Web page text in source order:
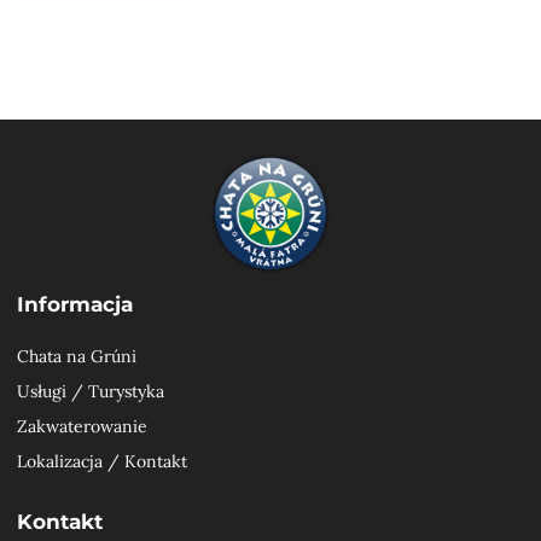
Informacja
Chata na Grúni
Usługi / Turystyka
Zakwaterowanie
Lokalizacja / Kontakt
Kontakt